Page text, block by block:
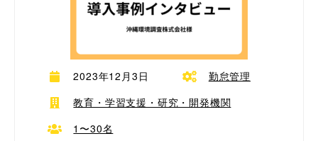
2023年12月3日
勤怠管理
教育・学習支援・研究・開発機関
1〜30名